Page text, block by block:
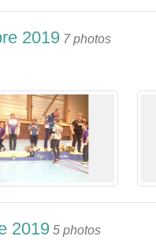
2019 7 photos
2019 5 photos